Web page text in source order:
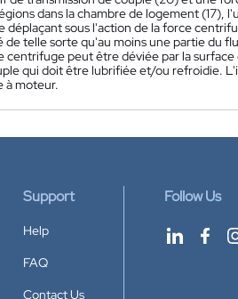
dans la chambre de logement (17),
déplaçant sous l'action de la force
telle sorte qu'au moins une partie du
centrifuge peut être déviée par la
qui doit être lubrifiée et/ou refroidie.
à moteur.
Support
Help
FAQ
Contact Us
Follow Us